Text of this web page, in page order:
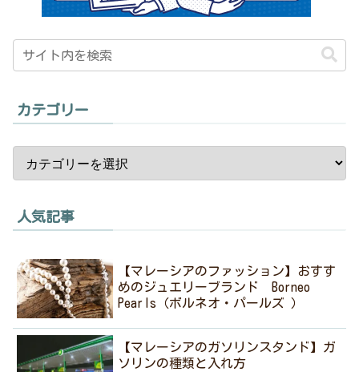
カテゴリー
人気記事
【マレーシアのファッション】おすす
めのジュエリーブランド Borneo
Pearls（ボルネオ・パールズ ）
【マレーシアのガソリンスタンド】ガ
ソリンの種類と入れ方